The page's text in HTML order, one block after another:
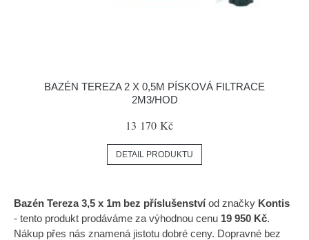
BAZÉN TEREZA 2 X 0,5M PÍSKOVÁ FILTRACE
2M3/HOD
13 170 Kč
DETAIL PRODUKTU
Bazén Tereza 3,5 x 1m bez příslušenstvíod značky Kontis
- tento produkt prodáváme za výhodnou cenu 19 950 Kč.
Nákup přes nás znamená jistotu dobré ceny. Dopravné bez